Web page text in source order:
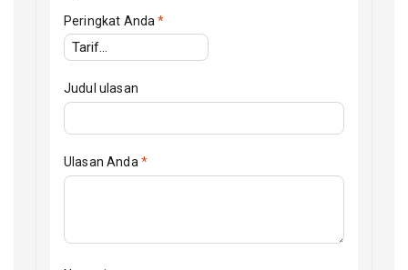
Peringkat Anda*
Judul ulasan
Ulasan Anda *